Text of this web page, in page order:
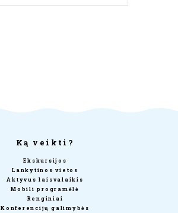
Ką veikti?
Ekskursijos
Lankytinos vietos
Aktyvus laisvalaikis
Mobili programėlė
Renginiai
Konferencijų galimybės